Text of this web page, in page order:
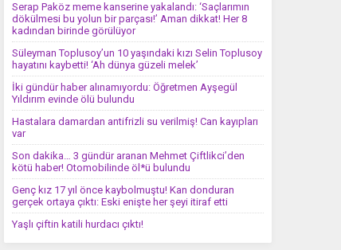
Serap Paköz meme kanserine yakalandı: ‘Saçlarımın
dökülmesi bu yolun bir parçası!’ Aman dikkat! Her 8
kadından birinde görülüyor
Süleyman Toplusoy’un 10 yaşındaki kızı Selin Toplusoy
hayatını kaybetti! ‘Ah dünya güzeli melek’
İki gündür haber alınamıyordu: Öğretmen Ayşegül
Yıldırım evinde ölü bulundu
Hastalara damardan antifrizli su verilmiş! Can kayıpları
var
Son dakika… 3 gündür aranan Mehmet Çiftlikci’den
kötü haber! Otomobilinde öl*ü bulundu
Genç kız 17 yıl önce kaybolmuştu! Kan donduran
gerçek ortaya çıktı: Eski enişte her şeyi itiraf etti
Yaşlı çiftin katili hurdacı çıktı!